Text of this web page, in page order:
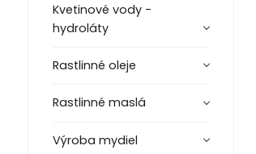
Kvetinové vody -
hydroláty
Rastlinné oleje
Rastlinné maslá
Výroba mydiel